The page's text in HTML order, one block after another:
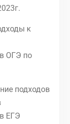
к
ОГЭ по
подходов
ЕГЭ